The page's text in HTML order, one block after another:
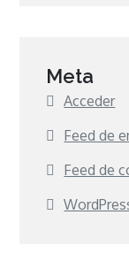
Meta
Acceder
Feed de
Feed de